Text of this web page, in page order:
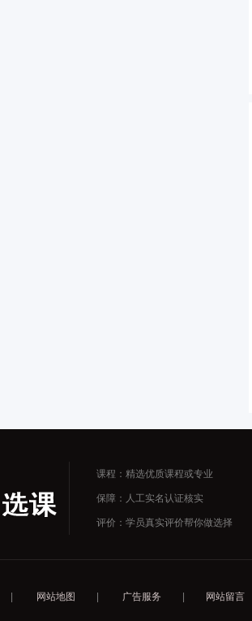
课程：精选优质课程或专业
保障：人工实名认证核实
评价：学员真实评价帮你做选择
网站地图 广告服务 网站留言